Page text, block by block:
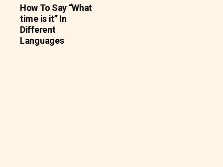
How To Say “What
time is it” In
Different
Languages